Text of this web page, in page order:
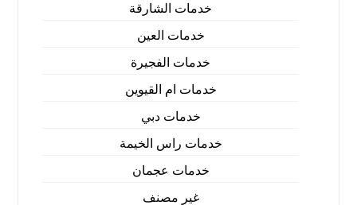
خدمات الشارقة
خدمات العين
خدمات الفجيرة
خدمات ام القيوين
خدمات دبي
خدمات راس الخيمة
خدمات عجمان
غير مصنف